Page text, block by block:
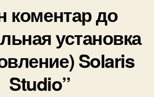
коментар до
установка
Solaris
Studio”